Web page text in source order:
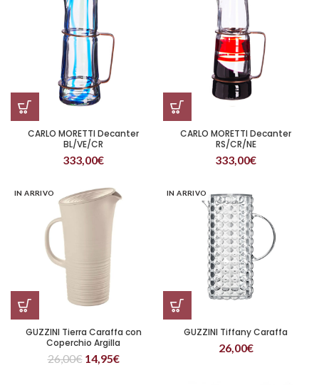
CARLO MORETTI Decanter
BL/VE/CR
333,00€
CARLO MORETTI Decanter
RS/CR/NE
333,00€
IN ARRIVO
GUZZINI Tierra Caraffa con
Coperchio Argilla
26,00€ 14,95€
IN ARRIVO
GUZZINI Tiffany Caraffa
26,00€